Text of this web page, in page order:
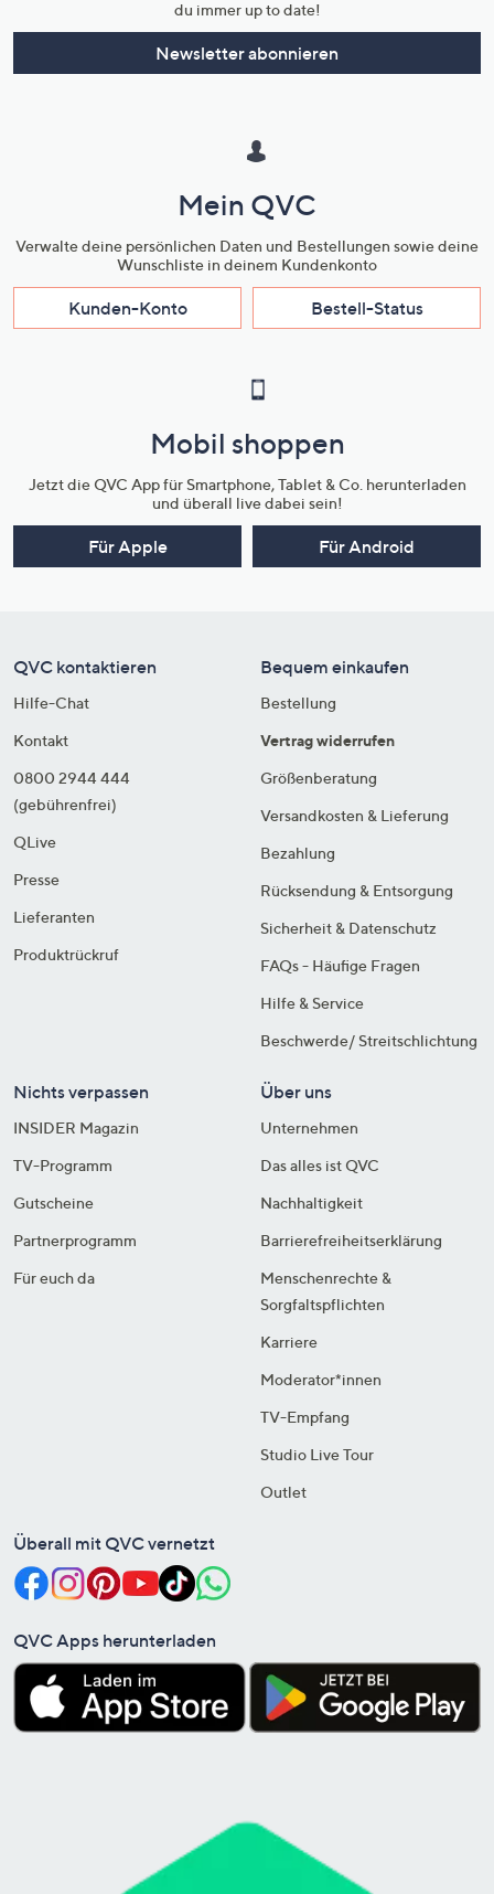
du immer up to date!
Newsletter abonnieren
Mein QVC
Verwalte deine persönlichen Daten und Bestellungen sowie deine
Wunschliste in deinem Kundenkonto
Kunden-Konto Bestell-Status
Mobil shoppen
Jetzt die QVC App für Smartphone, Tablet & Co. herunterladen
und überall live dabei sein!
Für Apple Für Android
QVC kontaktieren
Hilfe-Chat
Kontakt
0800 2944 444
(gebührenfrei)
QLive
Presse
Lieferanten
Produktrückruf
Bequem einkaufen
Bestellung
Vertrag widerrufen
Größenberatung
Versandkosten & Lieferung
Bezahlung
Rücksendung & Entsorgung
Sicherheit & Datenschutz
FAQs - Häufige Fragen
Hilfe & Service
Beschwerde/ Streitschlichtung
Nichts verpassen
INSIDER Magazin
TV-Programm
Gutscheine
Partnerprogramm
Für euch da
Über uns
Unternehmen
Das alles ist QVC
Nachhaltigkeit
Barrierefreiheitserklärung
Menschenrechte &
Sorgfaltspflichten
Karriere
Moderator*innen
TV-Empfang
Studio Live Tour
Outlet
Überall mit QVC vernetzt
QVC Apps herunterladen